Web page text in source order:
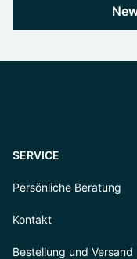
SERVICE
Persönliche Beratung
Kontakt
Bestellung und Versand